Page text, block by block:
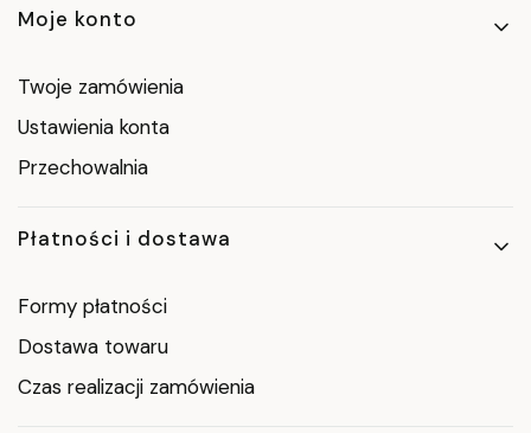
Moje konto
Twoje zamówienia
Ustawienia konta
Przechowalnia
Płatności i dostawa
Formy płatności
Dostawa towaru
Czas realizacji zamówienia